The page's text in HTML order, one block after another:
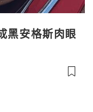
黑安格斯肉眼